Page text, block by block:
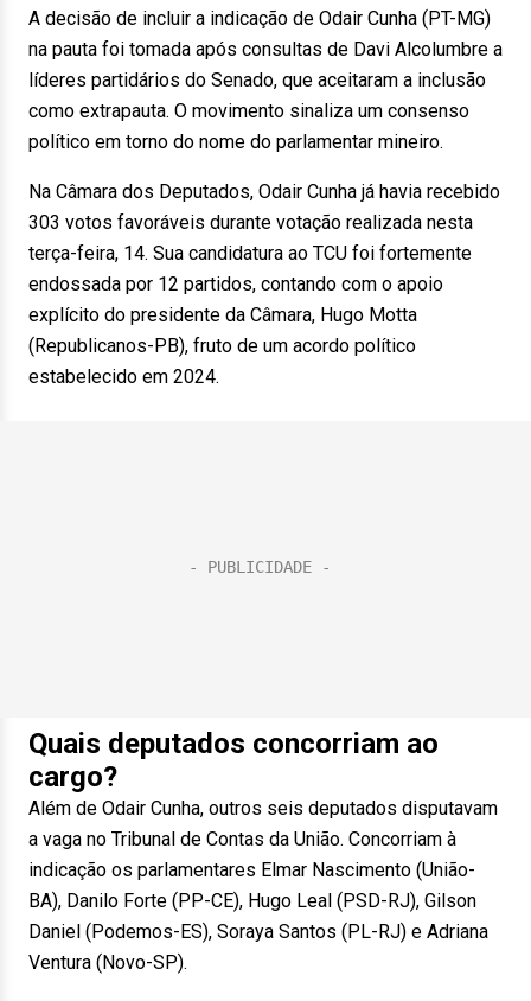
A decisão de incluir a indicação de Odair Cunha (PT-MG)
na pauta foi tomada após consultas de Davi Alcolumbre a
líderes partidários do Senado, que aceitaram a inclusão
como extrapauta. O movimento sinaliza um consenso
político em torno do nome do parlamentar mineiro.
Na Câmara dos Deputados, Odair Cunha já havia recebido
303 votos favoráveis durante votação realizada nesta
terça-feira, 14. Sua candidatura ao TCU foi fortemente
endossada por 12 partidos, contando com o apoio
explícito do presidente da Câmara, Hugo Motta
(Republicanos-PB), fruto de um acordo político
estabelecido em 2024.
Quais deputados concorriam ao
cargo?
Além de Odair Cunha, outros seis deputados disputavam
a vaga no Tribunal de Contas da União. Concorriam à
indicação os parlamentares Elmar Nascimento (União-
BA), Danilo Forte (PP-CE), Hugo Leal (PSD-RJ), Gilson
Daniel (Podemos-ES), Soraya Santos (PL-RJ) e Adriana
Ventura (Novo-SP).